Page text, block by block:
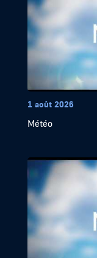
1 août 2026
Météo